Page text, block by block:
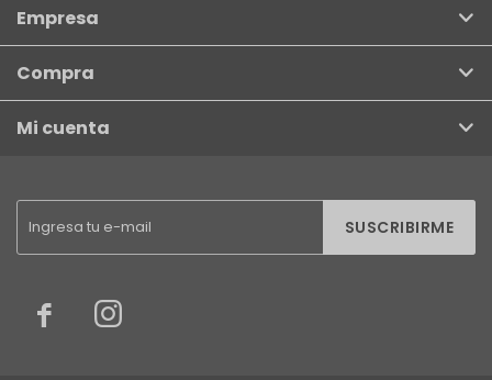
SUSCRIBIRME
 
Empresa
Compra
Mi cuenta